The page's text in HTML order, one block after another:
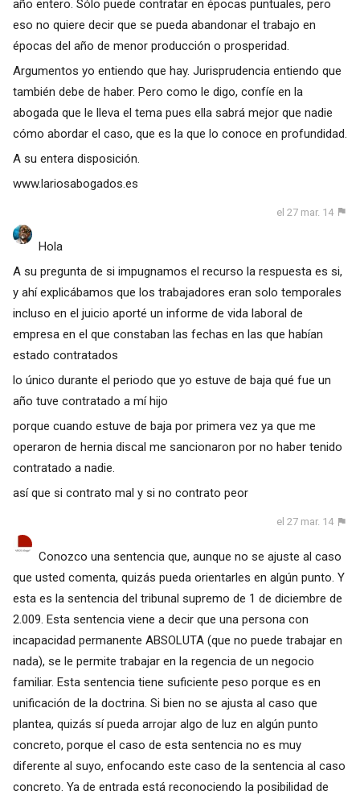
año entero. Sólo puede contratar en épocas puntuales, pero
eso no quiere decir que se pueda abandonar el trabajo en
épocas del año de menor producción o prosperidad.
Argumentos yo entiendo que hay. Jurisprudencia entiendo que
también debe de haber. Pero como le digo, confíe en la
abogada que le lleva el tema pues ella sabrá mejor que nadie
cómo abordar el caso, que es la que lo conoce en profundidad.
A su entera disposición.
www.lariosabogados.es
el 27 mar. 14
Hola
A su pregunta de si impugnamos el recurso la respuesta es si,
y ahí explicábamos que los trabajadores eran solo temporales
incluso en el juicio aporté un informe de vida laboral de
empresa en el que constaban las fechas en las que habían
estado contratados
lo único durante el periodo que yo estuve de baja qué fue un
año tuve contratado a mí hijo
porque cuando estuve de baja por primera vez ya que me
operaron de hernia discal me sancionaron por no haber tenido
contratado a nadie.
así que si contrato mal y si no contrato peor
el 27 mar. 14
Conozco una sentencia que, aunque no se ajuste al caso
que usted comenta, quizás pueda orientarles en algún punto. Y
esta es la sentencia del tribunal supremo de 1 de diciembre de
2.009. Esta sentencia viene a decir que una persona con
incapacidad permanente ABSOLUTA (que no puede trabajar en
nada), se le permite trabajar en la regencia de un negocio
familiar. Esta sentencia tiene suficiente peso porque es en
unificación de la doctrina. Si bien no se ajusta al caso que
plantea, quizás sí pueda arrojar algo de luz en algún punto
concreto, porque el caso de esta sentencia no es muy
diferente al suyo, enfocando este caso de la sentencia al caso
concreto. Ya de entrada está reconociendo la posibilidad de